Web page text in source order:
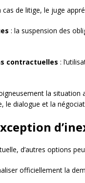
cas de litige, le juge
: la suspension des
contractuelles :
la situation
le dialogue et la
d’autres options
officiellement la